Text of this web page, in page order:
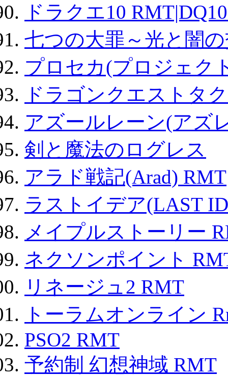
ドラクエ10
七つの大罪～光と闇
プロセカ(プロジェク
ドラゴンクエストタ
アズールレーン(アズ
剣と魔法のログレス
アラド戦記(Arad) RMT
ラストイデア(LAST
メイプルストーリー
ネクソンポイント
リネージュ2 RMT
トーラムオンライン
PSO2 RMT
予約制 幻想神域 RMT